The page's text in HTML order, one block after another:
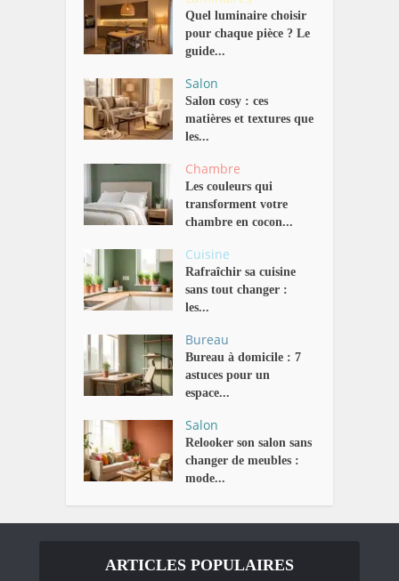
Quel luminaire choisir
pour chaque pièce ? Le
guide...
Salon
Salon cosy : ces
matières et textures que
les...
Chambre
Les couleurs qui
transforment votre
chambre en cocon...
Cuisine
Rafraîchir sa cuisine
sans tout changer :
les...
Bureau
Bureau à domicile : 7
astuces pour un
espace...
Salon
Relooker son salon sans
changer de meubles :
mode...
ARTICLES POPULAIRES